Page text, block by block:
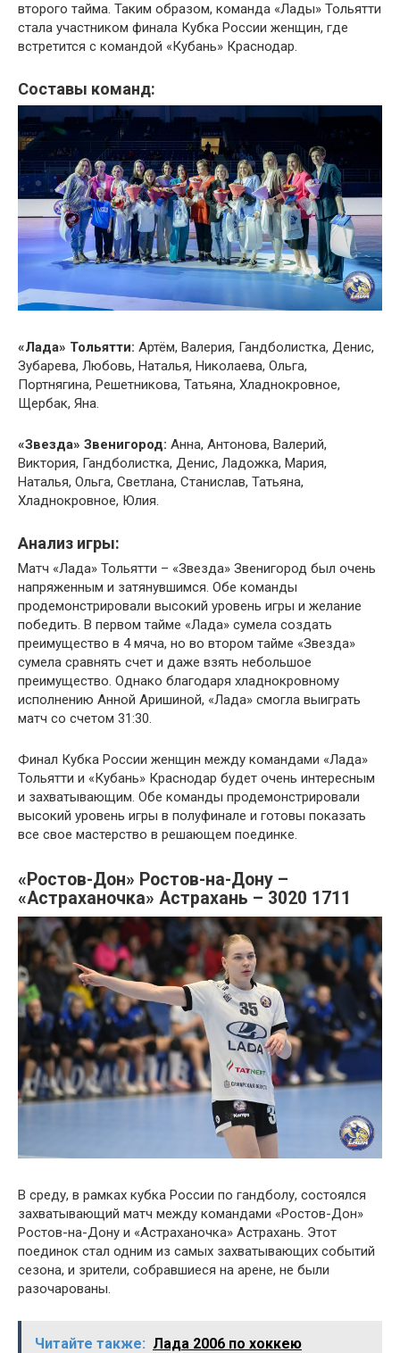
второго тайма. Таким образом, команда «Лады» Тольятти
стала участником финала Кубка России женщин, где
встретится с командой «Кубань» Краснодар.
Составы команд:
«Лада» Тольятти: Артём, Валерия, Гандболистка, Денис,
Зубарева, Любовь, Наталья, Николаева, Ольга,
Портнягина, Решетникова, Татьяна, Хладнокровное,
Щербак, Яна.
«Звезда» Звенигород: Анна, Антонова, Валерий,
Виктория, Гандболистка, Денис, Ладожка, Мария,
Наталья, Ольга, Светлана, Станислав, Татьяна,
Хладнокровное, Юлия.
Анализ игры:
Матч «Лада» Тольятти – «Звезда» Звенигород был очень
напряженным и затянувшимся. Обе команды
продемонстрировали высокий уровень игры и желание
победить. В первом тайме «Лада» сумела создать
преимущество в 4 мяча, но во втором тайме «Звезда»
сумела сравнять счет и даже взять небольшое
преимущество. Однако благодаря хладнокровному
исполнению Анной Аришиной, «Лада» смогла выиграть
матч со счетом 31:30.
Финал Кубка России женщин между командами «Лада»
Тольятти и «Кубань» Краснодар будет очень интересным
и захватывающим. Обе команды продемонстрировали
высокий уровень игры в полуфинале и готовы показать
все свое мастерство в решающем поединке.
«Ростов-Дон» Ростов-на-Дону –
«Астраханочка» Астрахань – 3020 1711
В среду, в рамках кубка России по гандболу, состоялся
захватывающий матч между командами «Ростов-Дон»
Ростов-на-Дону и «Астраханочка» Астрахань. Этот
поединок стал одним из самых захватывающих событий
сезона, и зрители, собравшиеся на арене, не были
разочарованы.
Читайте также: Лада 2006 по хоккею